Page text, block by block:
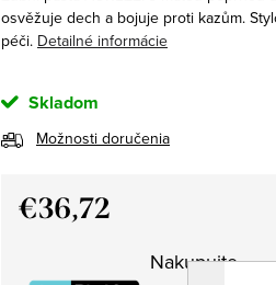
osvěžuje dech a bojuje proti kazům.
péči. Detailné informácie
Skladom
Možnosti doručenia
€36,72
Nakupujte